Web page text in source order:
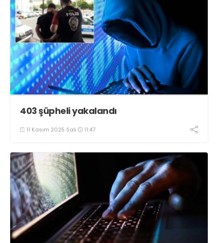
403 şüpheli yakalandı
11 Kasım 2025 Salı 11:47